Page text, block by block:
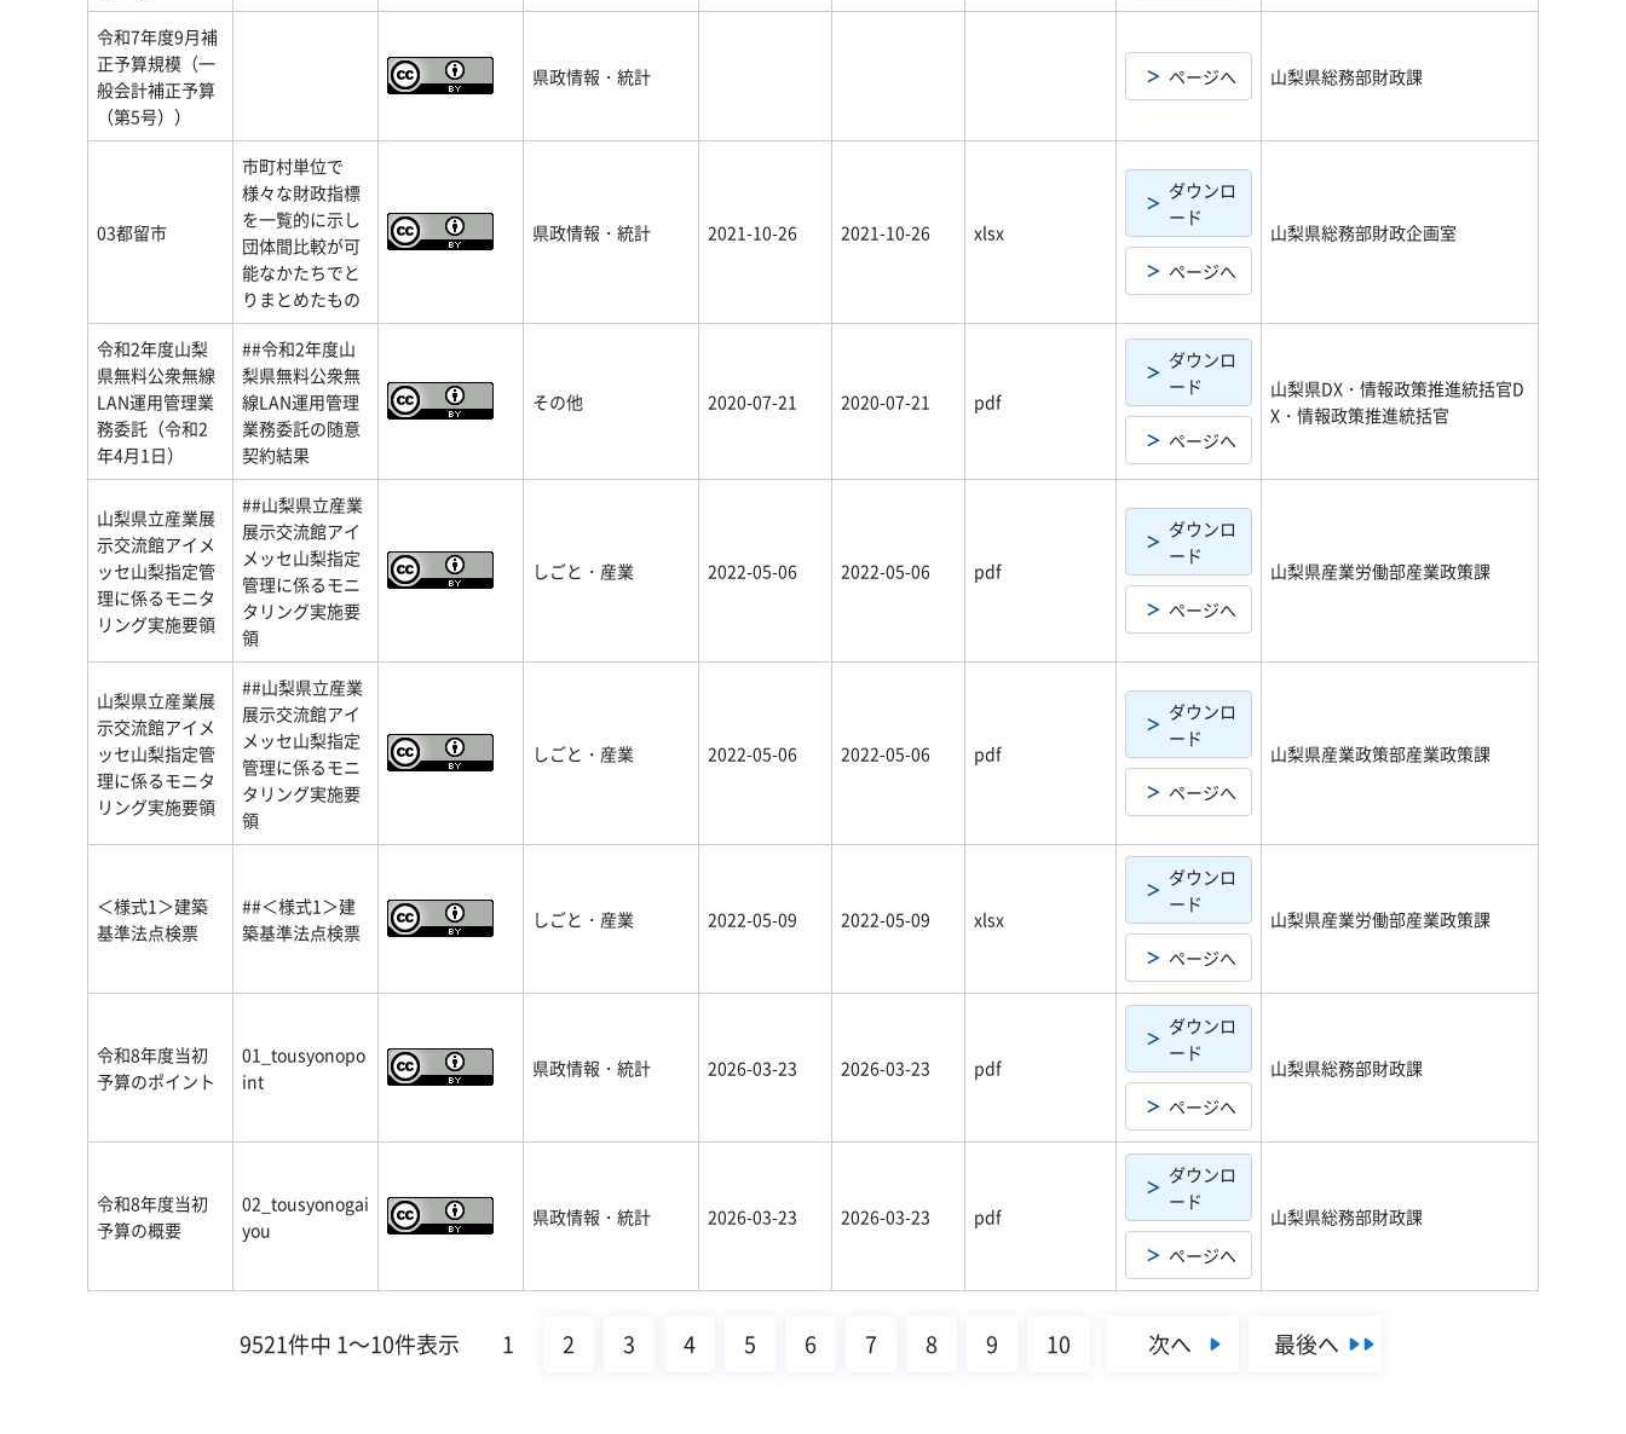
令和7年度9月補
正予算規模（一
般会計補正予算
（第5号））
県政情報・統計 ページへ 山梨県総務部財政課
03都留市
市町村単位で
様々な財政指標
を一覧的に示し
団体間比較が可
能なかたちでと
りまとめたもの
県政情報・統計 2021-10-26 2021-10-26 xlsx
ダウンロ
ード
ページへ
山梨県総務部財政企画室
令和2年度山梨
県無料公衆無線
LAN運用管理業
務委託（令和2
年4月1日）
##令和2年度山
梨県無料公衆無
線LAN運用管理
業務委託の随意
契約結果
その他 2020-07-21 2020-07-21 pdf
ダウンロ
ード
ページへ
山梨県DX・情報政策推進統括官D
X・情報政策推進統括官
山梨県立産業展
示交流館アイメ
ッセ山梨指定管
理に係るモニタ
リング実施要領
##山梨県立産業
展示交流館アイ
メッセ山梨指定
管理に係るモニ
タリング実施要
領
しごと・産業 2022-05-06 2022-05-06 pdf
ダウンロ
ード
ページへ
山梨県産業労働部産業政策課
山梨県立産業展
示交流館アイメ
ッセ山梨指定管
理に係るモニタ
リング実施要領
##山梨県立産業
展示交流館アイ
メッセ山梨指定
管理に係るモニ
タリング実施要
領
しごと・産業 2022-05-06 2022-05-06 pdf
ダウンロ
ード
ページへ
山梨県産業政策部産業政策課
＜様式1＞建築
基準法点検票
##＜様式1＞建
築基準法点検票
しごと・産業 2022-05-09 2022-05-09 xlsx
ダウンロ
ード
ページへ
山梨県産業労働部産業政策課
令和8年度当初
予算のポイント
01_tousyonopo
int
県政情報・統計 2026-03-23 2026-03-23 pdf
ダウンロ
ード
ページへ
山梨県総務部財政課
令和8年度当初
予算の概要
02_tousyonogai
you
県政情報・統計 2026-03-23 2026-03-23 pdf
ダウンロ
ード
ページへ
山梨県総務部財政課
9521件中 1～10件表示 1 2 3 4 5 6 7 8 9 10 次へ 最後へ